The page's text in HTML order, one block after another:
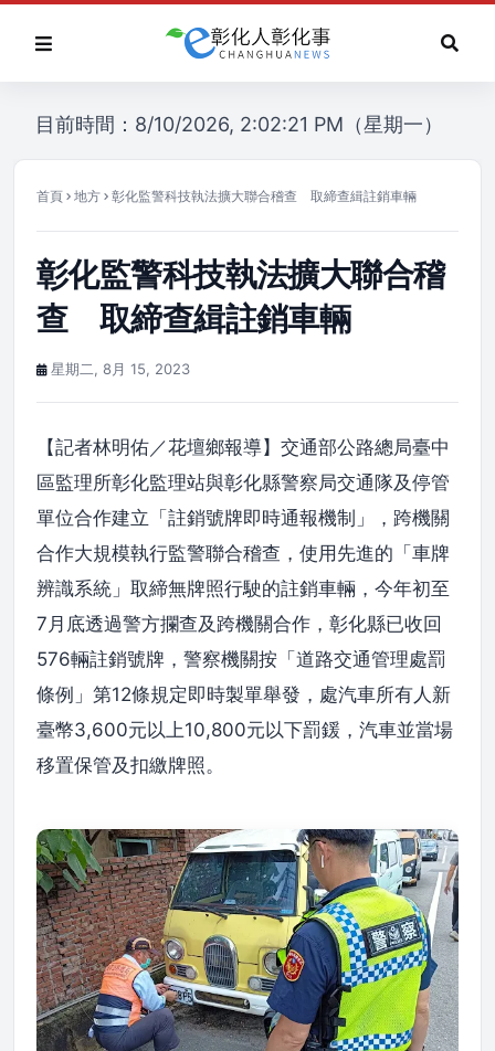
目前時間：8/10/2026, 2:02:21 PM（星期一）
首頁 地方 彰化監警科技執法擴大聯合稽查 取締查緝註銷車輛
彰化監警科技執法擴大聯合稽
查 取締查緝註銷車輛
星期二, 8月 15, 2023
【記者林明佑／花壇鄉報導】交通部公路總局臺中
區監理所彰化監理站與彰化縣警察局交通隊及停管
單位合作建立「註銷號牌即時通報機制」，跨機關
合作大規模執行監警聯合稽查，使用先進的「車牌
辨識系統」取締無牌照行駛的註銷車輛，今年初至
7月底透過警方攔查及跨機關合作，彰化縣已收回
576輛註銷號牌，警察機關按「道路交通管理處罰
條例」第12條規定即時製單舉發，處汽車所有人新
臺幣3,600元以上10,800元以下罰鍰，汽車並當場
移置保管及扣繳牌照。